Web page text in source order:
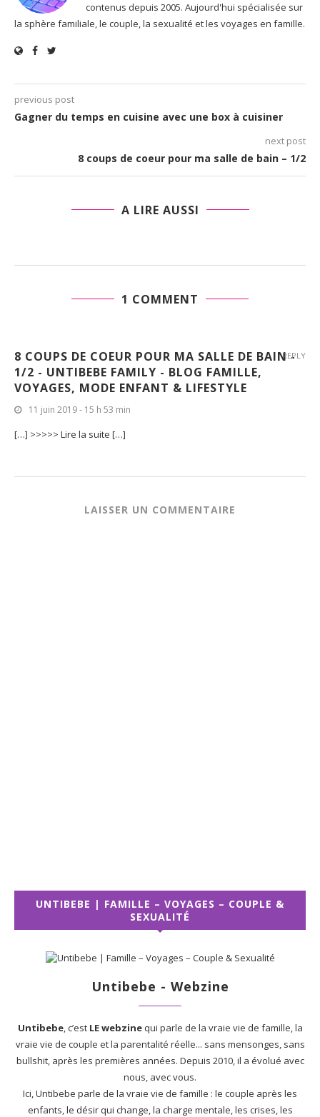
contenus depuis 2005. Aujourd'hui spécialisée sur
la sphère familiale, le couple, la sexualité et les voyages en famille.
previous post
Gagner du temps en cuisine avec une box à cuisiner
next post
8 coups de coeur pour ma salle de bain – 1/2
A LIRE AUSSI
1 COMMENT
8 COUPS DE COEUR POUR MA SALLE DE BAIN -
1/2 - UNTIBEBE FAMILY - BLOG FAMILLE,
VOYAGES, MODE ENFANT & LIFESTYLE
11 juin 2019 - 15 h 53 min
[…] >>>>> Lire la suite […]
REPLY
LAISSER UN COMMENTAIRE
UNTIBEBE | FAMILLE – VOYAGES – COUPLE &
SEXUALITÉ
Untibebe - Webzine
Untibebe, c’est LE webzinequi parle de la vraie vie de famille, la
vraie vie de couple et la parentalité réelle... sans mensonges, sans
bullshit, après les premières années. Depuis 2010, il a évolué avec
nous, avec vous.
Ici, Untibebe parle de la vraie vie de famille : le couple après les
enfants, le désir qui change, la charge mentale, les crises, les